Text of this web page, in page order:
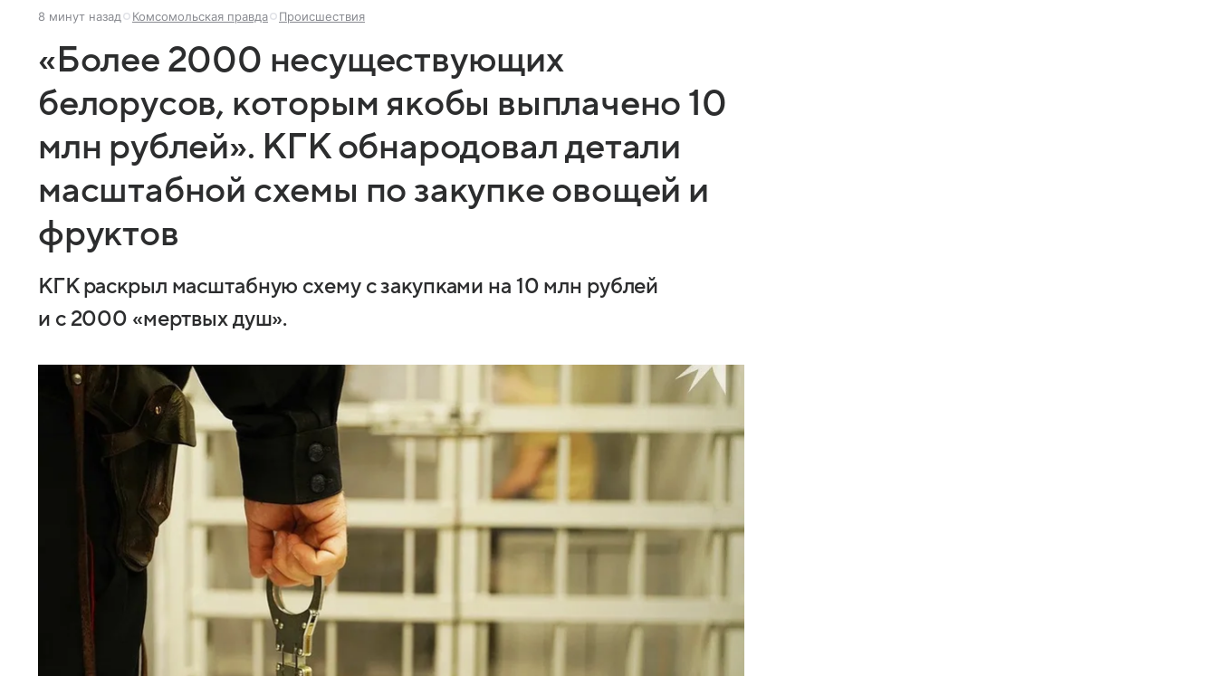
8 минут назад Комсомольская правда Происшествия
«Более 2000 несуществующих
белорусов, которым якобы выплачено 10
млн рублей». КГК обнародовал детали
масштабной схемы по закупке овощей и
фруктов
КГК раскрыл масштабную схему с закупками на 10 млн рублей
и с 2000 «мертвых душ».